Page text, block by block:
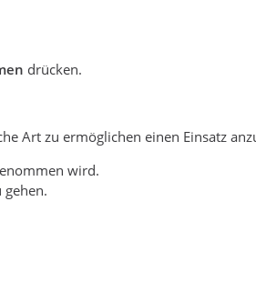
drücken.
Art zu ermöglichen einen Einsatz
wird.
gehen.